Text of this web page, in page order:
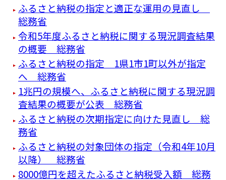
ふるさと納税の指定と適正な運用の見直し
総務省
令和5年度ふるさと納税に関する現況調査結果
の概要 総務省
ふるさと納税の指定 1県1市1町以外が指定
へ 総務省
1兆円の規模へ、ふるさと納税に関する現況調
査結果の概要が公表 総務省
ふるさと納税の次期指定に向けた見直し 総
務省
ふるさと納税の対象団体の指定（令和4年10月
以降） 総務省
8000億円を超えたふるさと納税受入額 総務